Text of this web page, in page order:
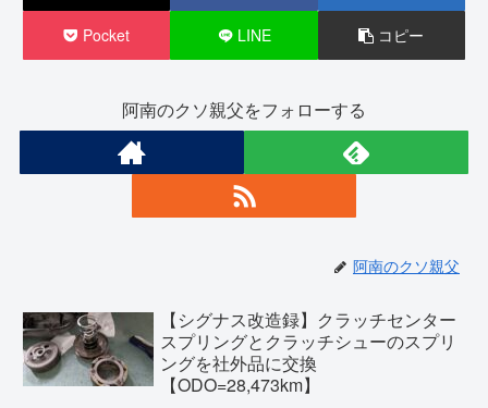
Pocket LINE コピー
阿南のクソ親父をフォローする
阿南のクソ親父
【シグナス改造録】クラッチセンター
スプリングとクラッチシューのスプリ
ングを社外品に交換
【ODO=28,473km】